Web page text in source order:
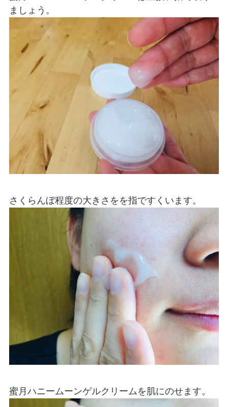
ましょう。
さくらんぼ程度の大きさをを指ですくいます。
蜜月ハニームーンゲルクリームを肌にのせます。